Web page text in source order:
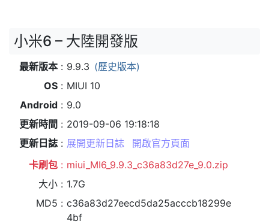
小米6 – 大陸開發版
最新版本 9.9.3 (歷史版本)
OS
MIUI 10
Android
9.0
更新時間
2019-09-06 19:18:18
更新日誌
展開更新日誌
開啟官方頁面
卡刷包
miui_MI6_9.9.3_c36a83d27e_9.0.zip
大小
1.7G
MD5
c36a83d27eecd5da25acccb18299e
4bf